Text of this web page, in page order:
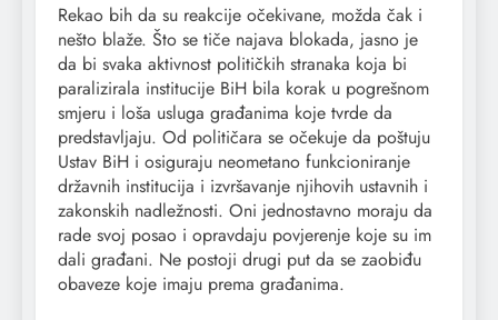
Rekao bih da su reakcije očekivane, možda čak i
nešto blaže. Što se tiče najava blokada, jasno je
da bi svaka aktivnost političkih stranaka koja bi
paralizirala institucije BiH bila korak u pogrešnom
smjeru i loša usluga građanima koje tvrde da
predstavljaju. Od političara se očekuje da poštuju
Ustav BiH i osiguraju neometano funkcioniranje
državnih institucija i izvršavanje njihovih ustavnih i
zakonskih nadležnosti. Oni jednostavno moraju da
rade svoj posao i opravdaju povjerenje koje su im
dali građani. Ne postoji drugi put da se zaobiđu
obaveze koje imaju prema građanima.